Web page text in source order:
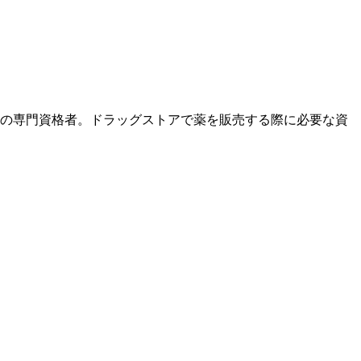
専門資格者。ドラッグストアで薬を販売する際に必要な資